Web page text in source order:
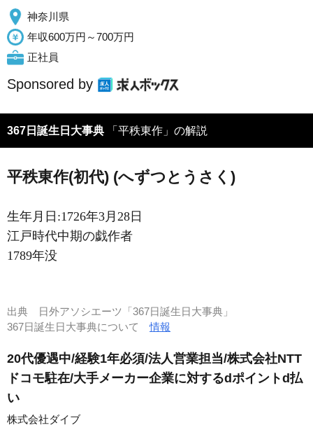
神奈川県
年収600万円～700万円
正社員
Sponsored by
367日誕生日大事典 「平秩東作」の解説
平秩東作(初代) (へずつとうさく)
生年月日:1726年3月28日
江戸時代中期の戯作者
1789年没
出典
日外アソシエーツ「367日誕生日大事典」
367日誕生日大事典について情報
20代優遇中/経験1年必須/法人営業担当/株式会社NTT
ドコモ駐在/大手メーカー企業に対するdポイントd払
い
株式会社ダイブ